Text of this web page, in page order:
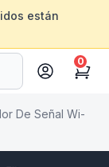
están
Cart
0
De Señal Wi-